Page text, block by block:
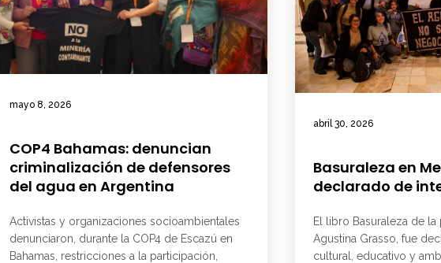
mayo 8, 2026
COP4 Bahamas: denuncian
criminalización de defensores
del agua en Argentina
Activistas y organizaciones socioambientales
denunciaron, durante la COP4 de Escazú en
Bahamas, restricciones a la participación,
abril 30, 2026
Basuraleza en
declarado de
El libro Basuraleza de la
Agustina Grasso, fue
cultural, educativo y